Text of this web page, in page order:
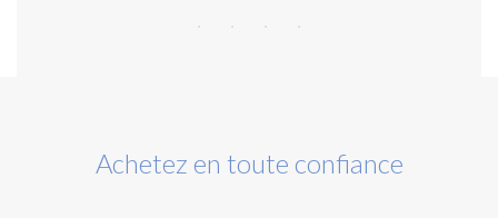
Achetez en toute confiance